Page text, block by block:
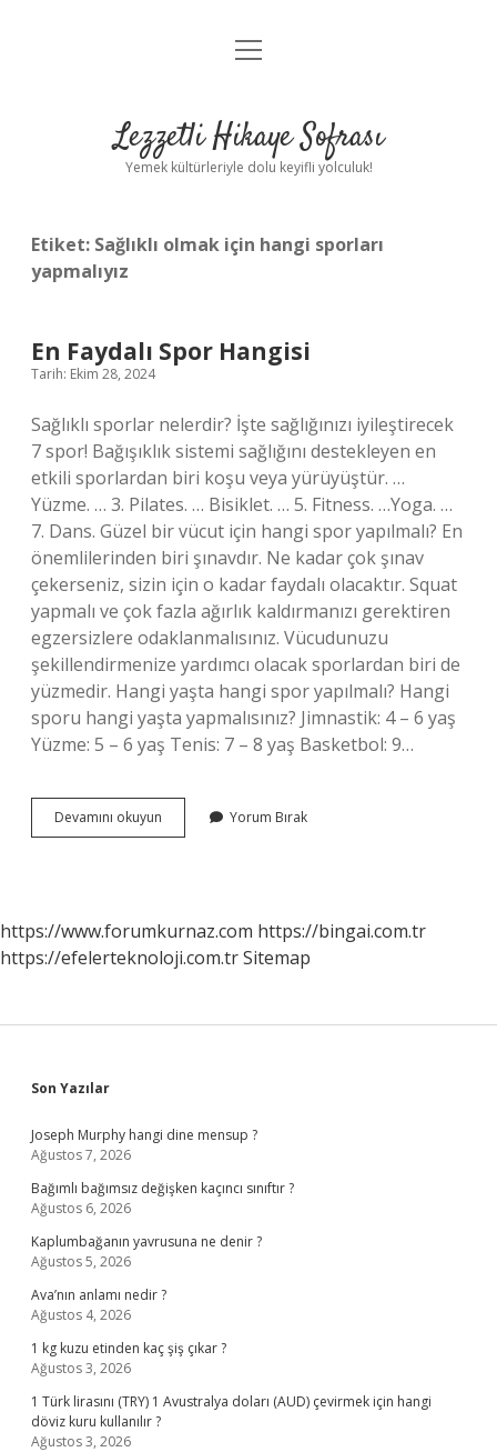
Anasayfa
Yasal Uyarı
menüyü
Lezzetli Hikaye Sofrası
Yemek kültürleriyle dolu keyifli yolculuk!
Etiket: Sağlıklı olmak için hangi sporları
yapmalıyız
En Faydalı Spor Hangisi
Tarih: Ekim 28, 2024
Sağlıklı sporlar nelerdir? İşte sağlığınızı iyileştirecek
7 spor! Bağışıklık sistemi sağlığını destekleyen en
etkili sporlardan biri koşu veya yürüyüştür. …
Yüzme. … 3. Pilates. … Bisiklet. … 5. Fitness. …Yoga. …
7. Dans. Güzel bir vücut için hangi spor yapılmalı? En
önemlilerinden biri şınavdır. Ne kadar çok şınav
çekerseniz, sizin için o kadar faydalı olacaktır. Squat
yapmalı ve çok fazla ağırlık kaldırmanızı gerektiren
egzersizlere odaklanmalısınız. Vücudunuzu
şekillendirmenize yardımcı olacak sporlardan biri de
yüzmedir. Hangi yaşta hangi spor yapılmalı? Hangi
sporu hangi yaşta yapmalısınız? Jimnastik: 4 – 6 yaş
Yüzme: 5 – 6 yaş Tenis: 7 – 8 yaş Basketbol: 9…
Devamını okuyun
Faydalı
Yorum Bırak
https://www.forumkurnaz.com https://bingai.com.tr
https://efelerteknoloji.com.trSitemap
Sidebar
Son Yazılar
Joseph Murphy hangi dine mensup ?
Ağustos 7, 2026
Bağımlı bağımsız değişken kaçıncı sınıftır ?
Ağustos 6, 2026
Kaplumbağanın yavrusuna ne denir ?
Ağustos 5, 2026
Ava’nın anlamı nedir ?
Ağustos 4, 2026
1 kg kuzu etinden kaç şiş çıkar ?
Ağustos 3, 2026
1 Türk lirasını (TRY) 1 Avustralya doları (AUD) çevirmek için hangi
döviz kuru kullanılır ?
Ağustos 3, 2026